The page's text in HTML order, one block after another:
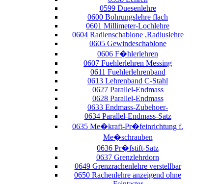
0599 Duesenlehre
0600 Bohrungslehre flach
0601 Millimeter-Lochlehre
0604 Radienschablone ,Radiuslehre
0605 Gewindeschablone
0606 F�hlerlehren
0607 Fuehlerlehren Messing
0611 Fuehlerlehrenband
0613 Lehrenband C-Stahl
0627 Parallel-Endmass
0628 Parallel-Endmass
0633 Endmass-Zubehoer-
0634 Parallel-Endmass-Satz
0635 Me�kraft-Pr�feinrichtung f.
Me�schrauben
0636 Pr�fstift-Satz
0637 Grenzlehrdorn
0649 Grenzrachenlehre verstellbar
0650 Rachenlehre anzeigend ohne